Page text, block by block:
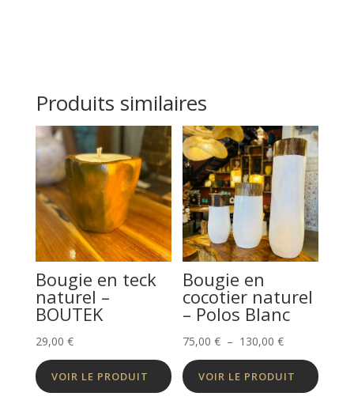
Produits similaires
Bougie en teck
naturel –
BOUTEK
29,00 €
VOIR LE PRODUIT
Bougie en
cocotier naturel
– Polos Blanc
75,00€ – 130,00€Plage
de
prix :
VOIR LE PRODUIT